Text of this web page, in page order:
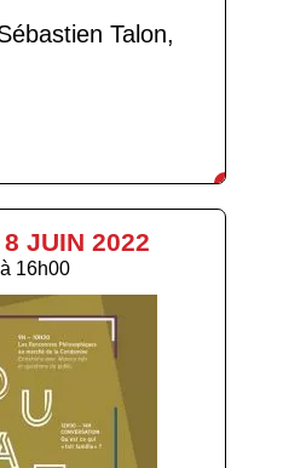
Talon,
JUIN 2022
à 16h00